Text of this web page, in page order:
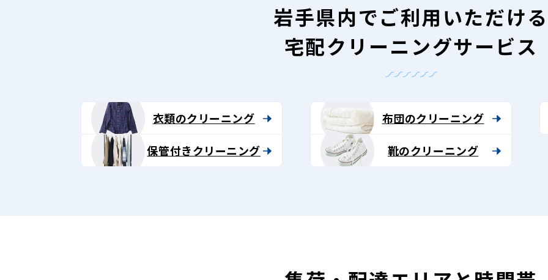
岩手県内でご利用いただける
宅配クリーニングサービス
衣類のクリーニング
保管付きクリーニング
布団のクリーニング
靴のクリーニング